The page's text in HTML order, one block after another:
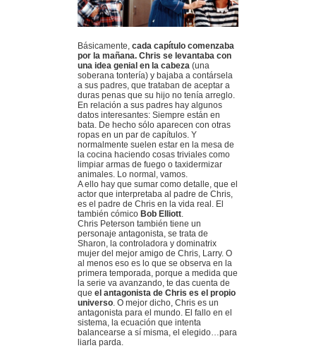
Básicamente, cada capítulo comenzaba
por la mañana. Chris se levantaba con
una idea genial en la cabeza (una
soberana tontería) y bajaba a contársela
a sus padres, que trataban de aceptar a
duras penas que su hijo no tenía arreglo.
En relación a sus padres hay algunos
datos interesantes: Siempre están en
bata. De hecho sólo aparecen con otras
ropas en un par de capítulos. Y
normalmente suelen estar en la mesa de
la cocina haciendo cosas triviales como
limpiar armas de fuego o taxidermizar
animales. Lo normal, vamos.
A ello hay que sumar como detalle, que el
actor que interpretaba al padre de Chris,
es el padre de Chris en la vida real. El
también cómico Bob Elliott.
Chris Peterson también tiene un
personaje antagonista, se trata de
Sharon, la controladora y dominatrix
mujer del mejor amigo de Chris, Larry. O
al menos eso es lo que se observa en la
primera temporada, porque a medida que
la serie va avanzando, te das cuenta de
que el antagonista de Chris es el propio
universo. O mejor dicho, Chris es un
antagonista para el mundo. El fallo en el
sistema, la ecuación que intenta
balancearse a sí misma, el elegido…para
liarla parda.